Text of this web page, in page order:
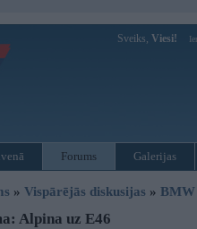
Sveiks, Viesi!
Forums Galerijas
» Vispārējās diskusijas » BMW
Alpina uz E46